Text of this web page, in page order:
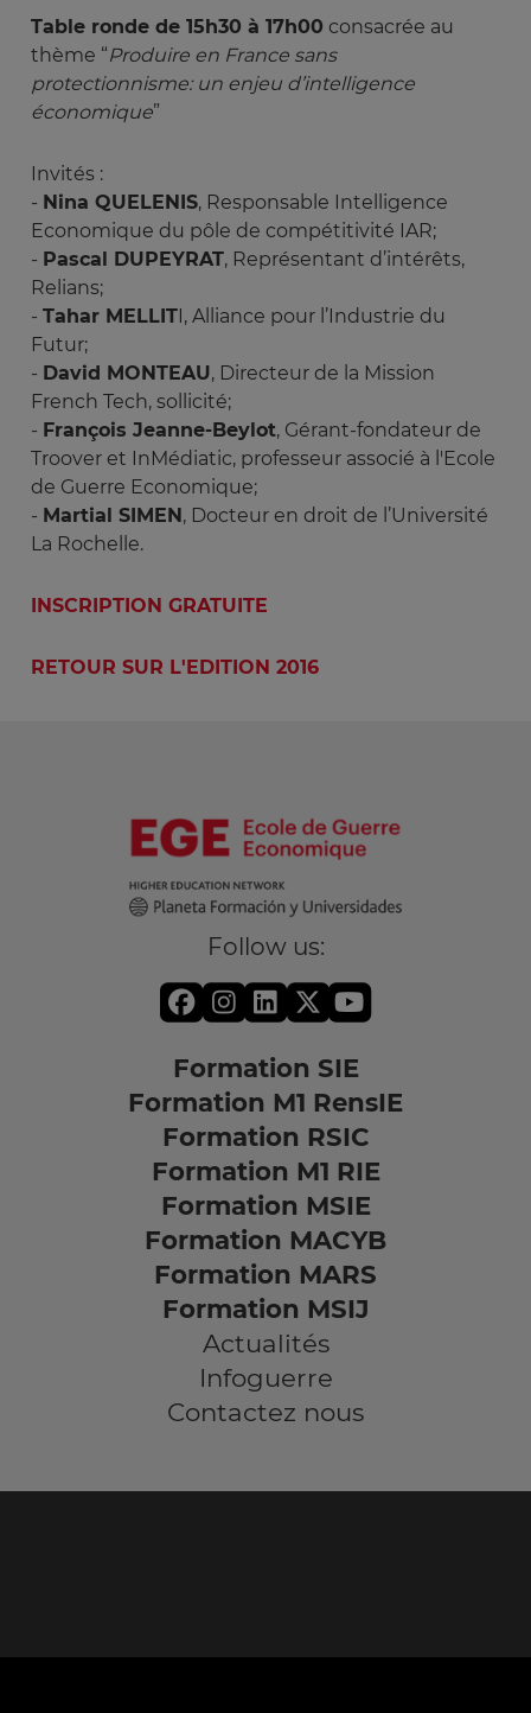
Table ronde de 15h30 à 17h00 consacrée au
thème “Produire en France sans
protectionnisme: un enjeu d’intelligence
économique”
Invités :
- Nina QUELENIS, Responsable Intelligence
Economique du pôle de compétitivité IAR;
- Pascal DUPEYRAT, Représentant d’intérêts,
Relians;
- Tahar MELLITI, Alliance pour l’Industrie du
Futur;
- David MONTEAU, Directeur de la Mission
French Tech, sollicité;
- François Jeanne-Beylot, Gérant-fondateur de
Troover et InMédiatic, professeur associé à l'Ecole
de Guerre Economique;
- Martial SIMEN, Docteur en droit de l’Université
La Rochelle.
INSCRIPTION GRATUITE
RETOUR SUR L'EDITION 2016
Follow us:
Formation SIE
Formation M1 RensIE
Formation RSIC
Formation M1 RIE
Formation MSIE
Formation MACYB
Formation MARS
Formation MSIJ
Actualités
Infoguerre
Contactez nous